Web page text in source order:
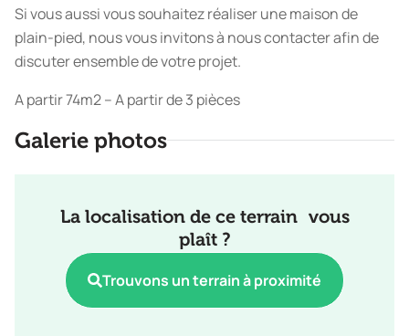
Si vous aussi vous souhaitez réaliser une maison de
plain-pied, nous vous invitons à nous contacter afin de
discuter ensemble de votre projet.
A partir 74m2 – A partir de 3 pièces
Galerie photos
La localisation de ce terrain vous
plaît ?
Trouvons un terrain à proximité